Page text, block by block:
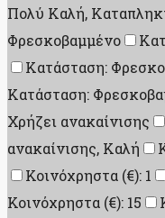
Πολύ Καλή,
Φρεσκοβαμμένο
Κατάσταση:
Κατάσταση:
Χρήζει ανακαίνισης
ανακαίνισης, Καλή
Κοινόχρηστα (€): 1
Κοινόχρηστα (€): 15